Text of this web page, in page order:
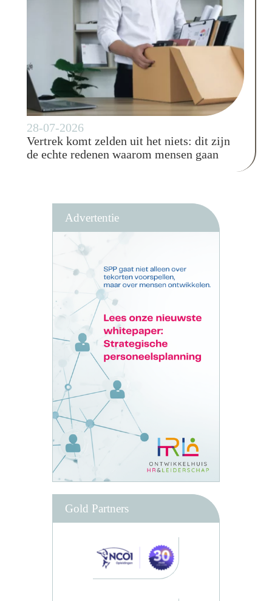
28-07-2026
Vertrek komt zelden uit het niets: dit zijn
de echte redenen waarom mensen gaan
Advertentie
Gold Partners